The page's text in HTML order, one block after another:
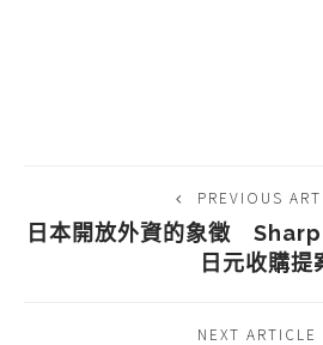
PREVIOUS
日本開放外資的象徵
日元收購提
NEXT ARTICLE